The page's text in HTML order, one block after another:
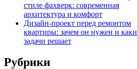
стиле фахверк: современная
архитектура и комфорт
Дизайн-проект перед ремонтом
квартиры: зачем он нужен и
задачи решает
Рубрики